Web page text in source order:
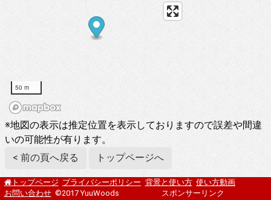
50 m
※地図の表示は推定位置を表示しておりますので誤差や間違
いの可能性が有ります。
< 前の頁へ戻る
トップページへ
トップページ プライバシーポリシー 背景と使い方 使い方動画
お問い合わせ ©2017 YuuWoods スポンサーリンク